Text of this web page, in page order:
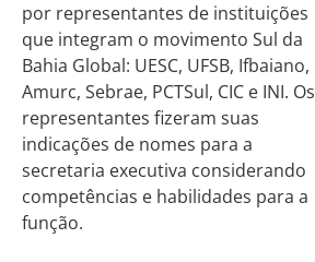
por representantes de instituições
que integram o movimento Sul da
Bahia Global: UESC, UFSB, Ifbaiano,
Amurc, Sebrae, PCTSul, CIC e INI. Os
representantes fizeram suas
indicações de nomes para a
secretaria executiva considerando
competências e habilidades para a
função.